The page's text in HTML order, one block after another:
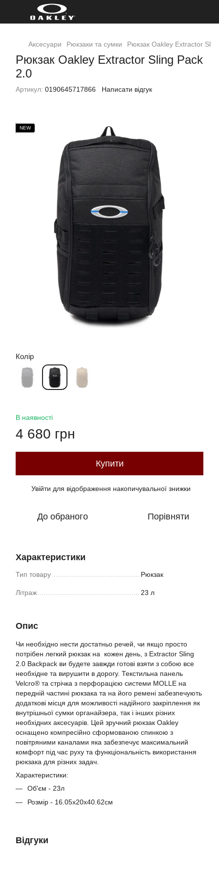
Аксесуари Рюкзаки та сумки Рюкзак Oakley Extractor
Рюкзак Oakley Extractor Sling Pack
2.0
Артикул: 0190645717866 Написати відгук
NEW
Колір
В наявності
4 680 грн
Купити
Увійти для відображення накопичувальної знижки
До обраного Порівняти
Характеристики
Тип товару Рюкзак
Літраж 23 л
Опис
Чи необхідно нести достатньо речей, чи якщо просто
потрібен легкий рюкзак на кожен день, з Extractor Sling
2.0 Backpack ви будете завжди готові взяти з собою все
необхідне та вирушити в дорогу. Текстильна панель
Velcro® та стрічка з перфорацією системи MOLLE на
передній частині рюкзака та на його ремені забезпечують
додаткові місця для можливості надійного закріплення як
внутрішньої сумки органайзера, так і інших різних
необхідних аксесуарів. Цей зручний рюкзак Oakley
оснащено компресійно сформованою спинкою з
повітряними каналами яка забезпечує максимальний
комфорт під час руху та функціональність використання
рюкзака для різних задач.
Характеристики:
Об'єм - 23л
Розмір - 16.05х20х40.62см
Відгуки